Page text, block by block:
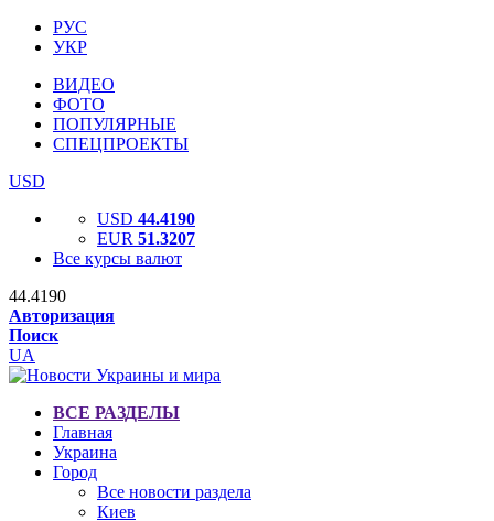
РУС
УКР
ВИДЕО
ФОТО
ПОПУЛЯРНЫЕ
СПЕЦПРОЕКТЫ
USD
USD 44.4190
EUR 51.3207
Все курсы валют
44.4190
Авторизация
Поиск
UA
ВСЕ РАЗДЕЛЫ
Главная
Украина
Город
Все новости раздела
Киев